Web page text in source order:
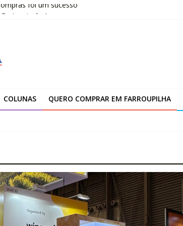
foi um sucesso
a vítimas da enchente de 2024
COLUNAS QUERO COMPRAR EM FARROUPILHA